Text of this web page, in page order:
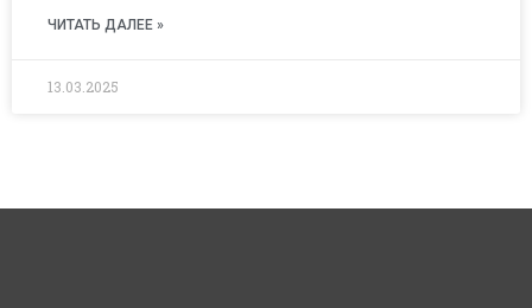
ЧИТАТЬ ДАЛЕЕ »
13.03.2025